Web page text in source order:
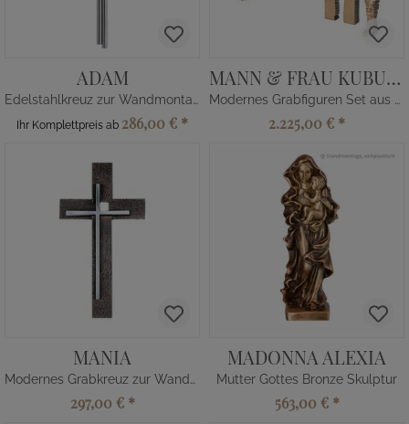
ADAM
Edelstahlkreuz zur Wandmontage
Ihr Komplettpreis ab 286,00 € *
MANN & FRAU KUBUS SET
Modernes Grabfiguren Set aus Bronze limitiert
2.225,00 € *
MANIA
Modernes Grabkreuz zur Wandmontage
297,00 € *
MADONNA ALEXIA
Mutter Gottes Bronze Skulptur
563,00 € *